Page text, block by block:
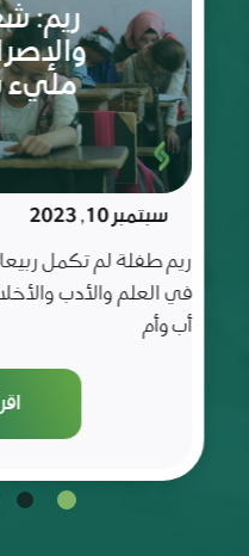
مايو 20, 2023
غفران فتاة كباقي
شغفها للتعلم و قد